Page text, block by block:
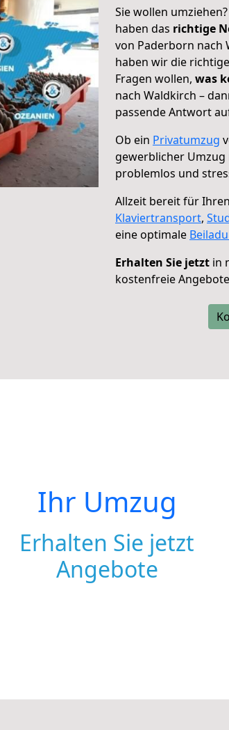
Sie wollen
haben das richtige
von Paderborn nach
haben wir die
Fragen wollen, was
nach Waldkirch –
passende Antwort
Ob ein Privatumzug
gewerblicher Umzug
problemlos und
Allzeit bereit für Ihren
Klaviertransport,
eine optimale
Erhalten Sie jetzt in
kostenfreie
Ihr Umzug
Erhalten Sie jetzt
Angebote